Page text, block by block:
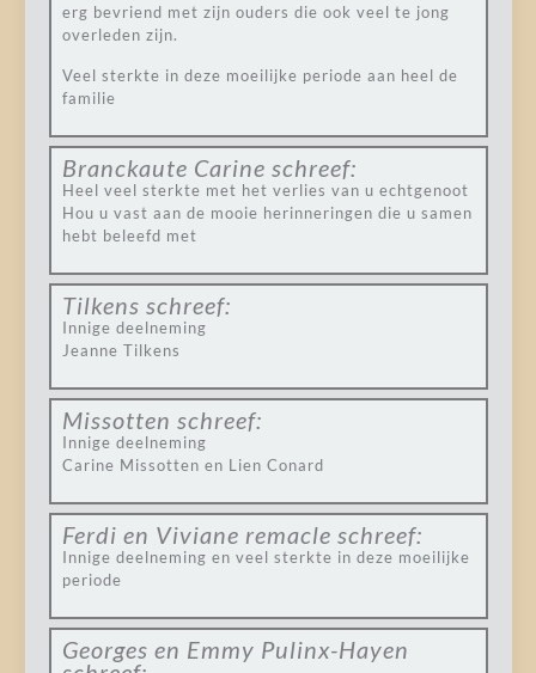
erg bevriend met zijn ouders die ook veel te jong
overleden zijn.
Veel sterkte in deze moeilijke periode aan heel de
familie
Branckaute Carine schreef:
Heel veel sterkte met het verlies van u echtgenoot
Hou u vast aan de mooie herinneringen die u samen
hebt beleefd met
Tilkens schreef:
Innige deelneming
Jeanne Tilkens
Missotten schreef:
Innige deelneming
Carine Missotten en Lien Conard
Ferdi en Viviane remacle schreef:
Innige deelneming en veel sterkte in deze moeilijke
periode
Georges en Emmy Pulinx-Hayen